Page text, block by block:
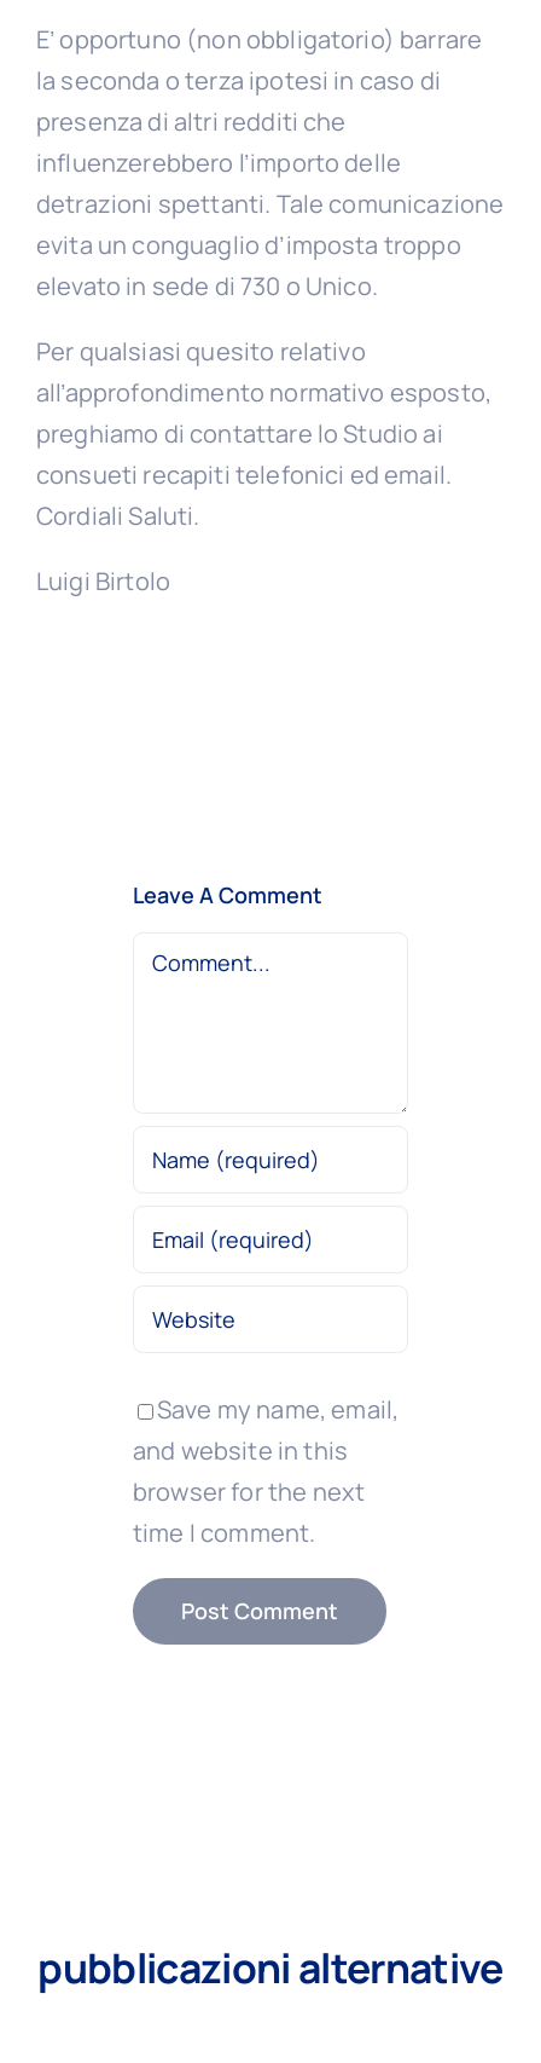
E’ opportuno (non obbligatorio) barrare
la seconda o terza ipotesi in caso di
presenza di altri redditi che
influenzerebbero l’importo delle
detrazioni spettanti. Tale comunicazione
evita un conguaglio d’imposta troppo
elevato in sede di 730 o Unico.
Per qualsiasi quesito relativo
all’approfondimento normativo esposto,
preghiamo di contattare lo Studio ai
consueti recapiti telefonici ed email.
Cordiali Saluti.
Luigi Birtolo
Leave A Comment
Comment
Save my name, email,
and website in this
browser for the next
time I comment.
pubblicazioni alternative